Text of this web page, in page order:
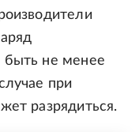
быть не менее
при
разрядиться.